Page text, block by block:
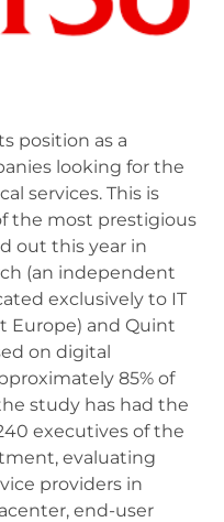
position as a
looking for the
services. This is
the most prestigious
out this year in
(an independent
exclusively to IT
Europe) and Quint
on digital
85% of
study has had the
executives of the
evaluating
providers in
end-user